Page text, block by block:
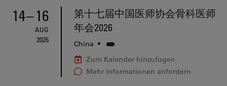
14–16
AUG
2026
第十七届中国医师协会骨科医师
年会2026
China •
Zum Kalender hinzufügen
Mehr Informationen anfordern